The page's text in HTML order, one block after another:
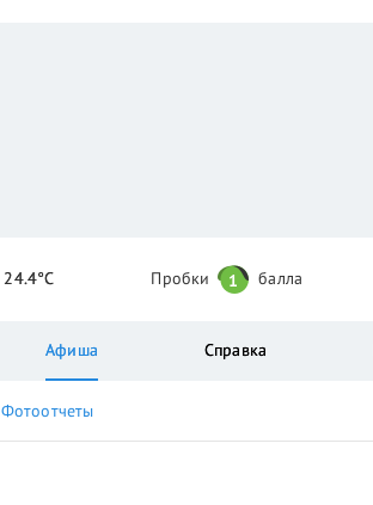
24.4°C Пробки 1 балла
Афиша Справка
Фотоотчеты